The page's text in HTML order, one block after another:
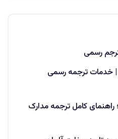
رسمی
| خدمات ترجمه رسمی
راهنمای کامل ترجمه مدارک